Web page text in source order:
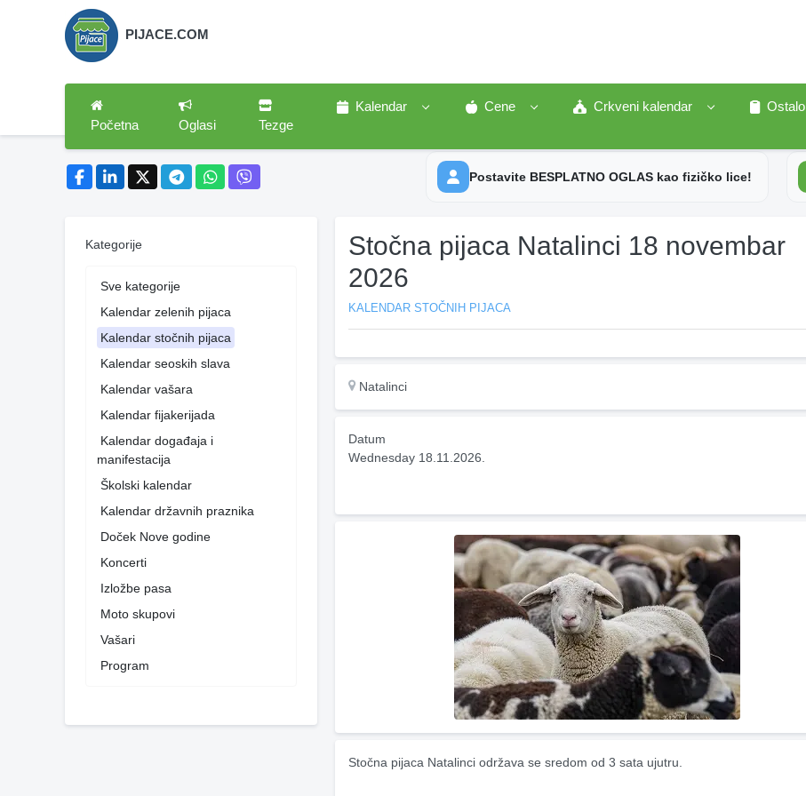
PIJACE.COM
Početna Oglasi Tezge
Kalendar Cene Crkveni kalendar
Ostalo
Postavite BESPLATNO OGLAS kao fizičko lice!
Kategorije
Sve kategorije
Kalendar zelenih pijaca
Kalendar stočnih pijaca
Kalendar seoskih slava
Kalendar vašara
Kalendar fijakerijada
Kalendar događaja i
manifestacija
Školski kalendar
Kalendar državnih praznika
Doček Nove godine
Koncerti
Izložbe pasa
Moto skupovi
Vašari
Program
Stočna pijaca Natalinci 18 novembar
2026
KALENDAR STOČNIH PIJACA
Natalinci
Datum
Wednesday 18.11.2026.
Stočna pijaca Natalinci održava se sredom od 3 sata ujutru.